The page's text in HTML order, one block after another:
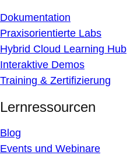
Dokumentation
Praxisorientierte Labs
Hybrid Cloud Learning Hub
Interaktive Demos
Training & Zertifizierung
Lernressourcen
Blog
Events und Webinare